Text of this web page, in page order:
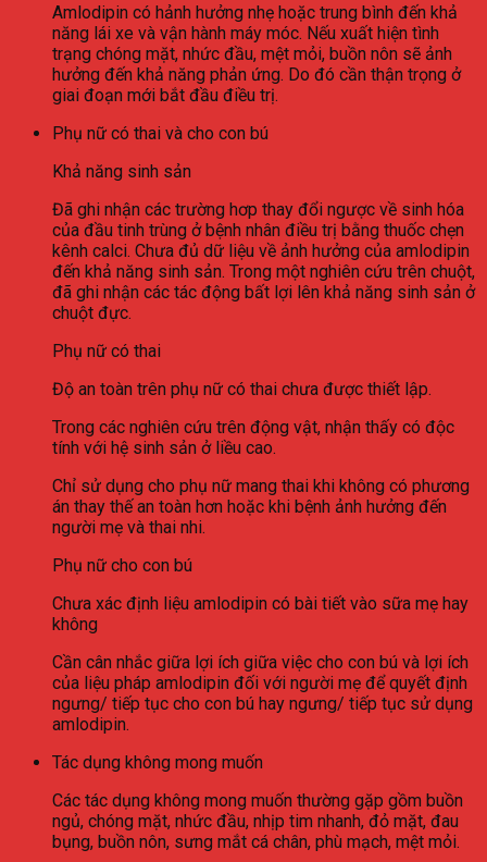
Amlodipin có hảnh hưởng nhẹ hoặc trung bình đến khả
năng lái xe và vận hành máy móc. Nếu xuất hiện tình
trạng chóng mặt, nhức đầu, mệt mỏi, buồn nôn sẽ ảnh
hưởng đến khả năng phản ứng. Do đó cần thận trọng ở
giai đoạn mới bắt đầu điều trị.
Phụ nữ có thai và cho con bú
Khả năng sinh sản
Đã ghi nhận các trường hơp thay đổi ngược về sinh hóa
của đầu tinh trùng ở bệnh nhân điều trị bằng thuốc chẹn
kênh calci. Chưa đủ dữ liệu về ảnh hưởng của amlodipin
đến khả năng sinh sản. Trong một nghiên cứu trên chuột,
đã ghi nhận các tác động bất lợi lên khả năng sinh sản ở
chuột đực.
Phụ nữ có thai
Độ an toàn trên phụ nữ có thai chưa được thiết lập.
Trong các nghiên cứu trên động vật, nhận thấy có độc
tính với hệ sinh sản ở liều cao.
Chỉ sử dụng cho phụ nữ mang thai khi không có phương
án thay thế an toàn hơn hoặc khi bệnh ảnh hưởng đến
người mẹ và thai nhi.
Phụ nữ cho con bú
Chưa xác định liệu amlodipin có bài tiết vào sữa mẹ hay
không
Cần cân nhắc giữa lợi ích giữa việc cho con bú và lợi ích
của liệu pháp amlodipin đối với người mẹ để quyết định
ngưng/ tiếp tục cho con bú hay ngưng/ tiếp tục sử dụng
amlodipin.
Tác dụng không mong muốn
Các tác dụng không mong muốn thường gặp gồm buồn
ngủ, chóng mặt, nhức đầu, nhịp tim nhanh, đỏ mặt, đau
bụng, buồn nôn, sưng mắt cá chân, phù mạch, mệt mỏi.